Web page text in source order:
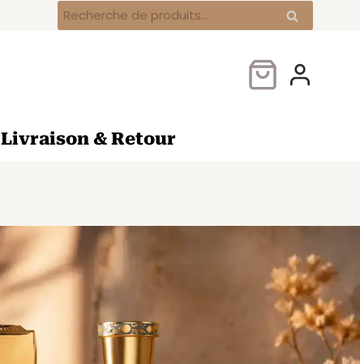
Recherche
pour :
Recherche
Livraison & Retour